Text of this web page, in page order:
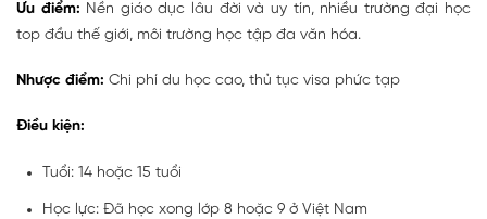
Ưu điểm: Nền giáo dục lâu đời và uy tín, nhiều trường đại học
top đầu thế giới, môi trường học tập đa văn hóa.
Nhược điểm: Chi phí du học cao, thủ tục visa phức tạp
Điều kiện:
Tuổi: 14 hoặc 15 tuổi
Học lực: Đã học xong lớp 8 hoặc 9 ở Việt Nam